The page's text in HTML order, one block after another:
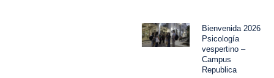
Bienvenida 2026
Psicología
vespertino –
Campus
Republica